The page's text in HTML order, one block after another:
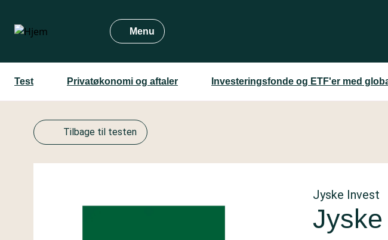
hovedindhold
Menu
Test Privatøkonomi og aftaler Investeringsfonde og ETF'er med
Tilbage til testen
Jyske Invest